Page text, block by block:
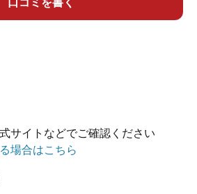
口コミを書く
サイトなどでご確認ください
場合はこちら